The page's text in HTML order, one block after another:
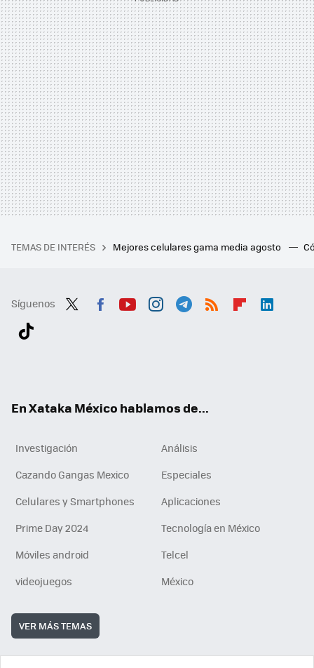
TEMAS DE INTERÉS Mejores celulares gama media agosto
Síguenos
En Xataka México hablamos de...
Investigación
Análisis
Cazando Gangas Mexico
Especiales
Celulares y Smartphones
Aplicaciones
Prime Day 2024
Tecnología en México
Móviles android
Telcel
videojuegos
México
VER MÁS TEMAS